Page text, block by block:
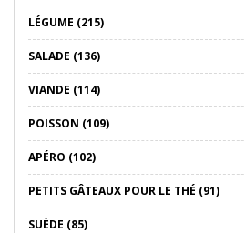
LÉGUME (215)
SALADE (136)
VIANDE (114)
POISSON (109)
APÉRO (102)
PETITS GÂTEAUX POUR LE THÉ (91)
SUÈDE (85)